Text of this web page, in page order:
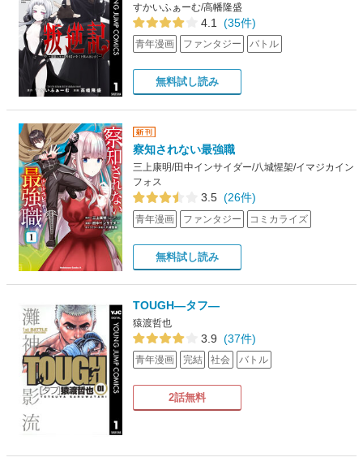
すかいふぁーむ/高幡隆盛
4.1 (35件)
青年漫画 ファンタジー バトル
無料試し読み
察知されない最強職
三上康明/田中インサイダー/八城惺架/イマジカイン
フォス
3.5 (26件)
青年漫画 ファンタジー コミカライズ
無料試し読み
TOUGH―タフ―
猿渡哲也
3.9 (37件)
青年漫画 完結 社会 バトル
2話無料